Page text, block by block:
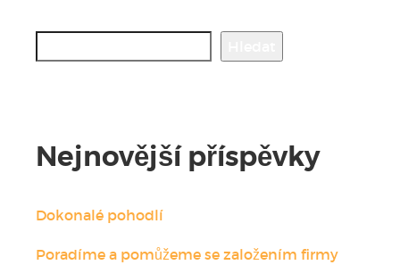
Nejnovější příspěvky
Dokonalé pohodlí
Poradíme a pomůžeme se založením firmy